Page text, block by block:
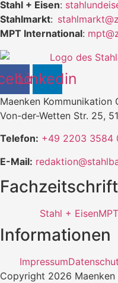
Stahl + Eisen:
Stahlmarkt:
MPT International:
Linkedin
Maenken Kommunikation
Von-der-Wetten Str. 25,
Telefon: +49 2203 3584
E-Mail:
Stahl + Eisen
Informationen
Impressum
Copyright 2026 Maenken